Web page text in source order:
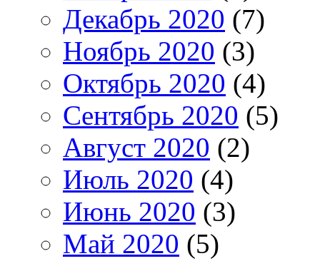
Декабрь 2020 (7)
Ноябрь 2020 (3)
Октябрь 2020 (4)
Сентябрь 2020 (5)
Август 2020 (2)
Июль 2020 (4)
Июнь 2020 (3)
Май 2020 (5)